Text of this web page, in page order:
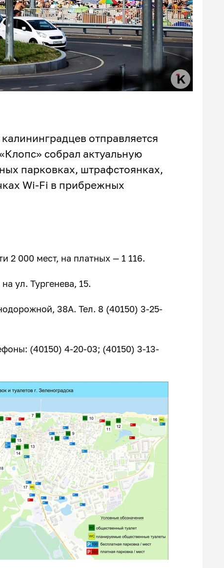
отправляется
собрал актуальную
парковках, штрафстоянках,
Wi-Fi в прибрежных
2 000 мест, на платных — 1 116.
ул. Тургенева, 15.
38А. Тел. 8 (40150) 3-25-
(40150) 4-20-03; (40150) 3-13-